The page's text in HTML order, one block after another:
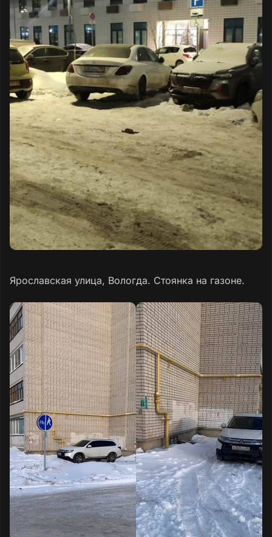
Ярославская улица, Вологда. Стоянка на газоне.